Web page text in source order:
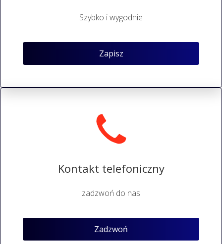
Szybko i wygodnie
Zapisz
Kontakt telefoniczny
zadzwoń do nas
Zadzwoń